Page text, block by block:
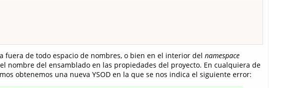
fuera de todo espacio de nombres, o bien en el interior del namespace
nombre del ensamblado en las propiedades del proyecto. En cualquiera de
obtenemos una nueva YSOD en la que se nos indica el siguiente error: